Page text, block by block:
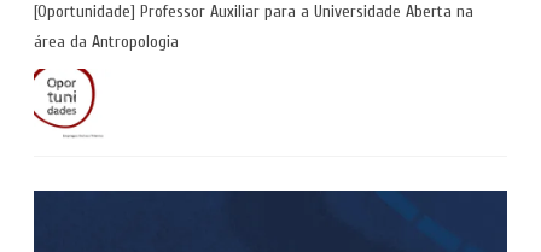
[Oportunidade] Professor Auxiliar para a Universidade Aberta na
área da Antropologia